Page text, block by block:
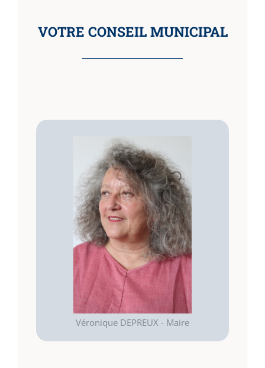
VOTRE CONSEIL MUNICIPAL
Véronique DEPREUX - Maire
Véronique DEPREUX
Maire
Mairie de Sainte-Marguerite Sur Mer
Tel: 02-35-85-12-34